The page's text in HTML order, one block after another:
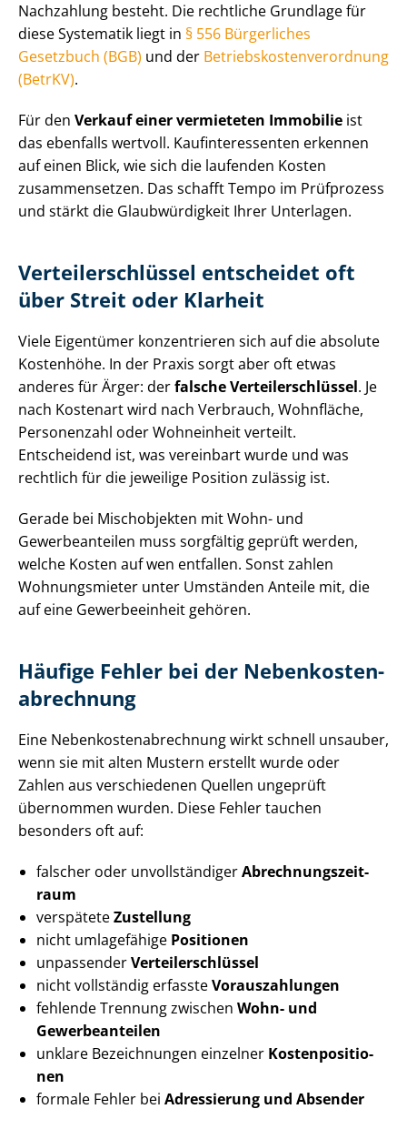
Nachzahlung besteht. Die rechtliche Grundlage für
diese Systematik liegt in § 556 Bürgerliches
Gesetzbuch (BGB) und der Be­triebs­kos­ten­ver­ord­nung
(BetrKV).
Für den Verkauf einer vermieteten Immobilie ist
das ebenfalls wertvoll. Kauf­in­ter­es­sen­ten erkennen
auf einen Blick, wie sich die laufenden Kosten
zusammensetzen. Das schafft Tempo im Prüfprozess
und stärkt die Glaubwürdigkeit Ihrer Unterlagen.
Ver­tei­ler­schlüs­sel entscheidet oft
über Streit oder Klarheit
Viele Eigentümer konzentrieren sich auf die absolute
Kostenhöhe. In der Praxis sorgt aber oft etwas
anderes für Ärger: derfalsche Ver­tei­ler­schlüs­sel. Je
nach Kostenart wird nach Verbrauch, Wohnfläche,
Personenzahl oder Wohneinheit verteilt.
Entscheidend ist, was vereinbart wurde und was
rechtlich für die jeweilige Position zulässig ist.
Gerade bei Mischobjekten mit Wohn- und
Gewerbeanteilen muss sorgfältig geprüft werden,
welche Kosten auf wen entfallen. Sonst zahlen
Wohnungsmieter unter Umständen Anteile mit, die
auf eine Gewerbeeinheit gehören.
Häufige Fehler bei der Ne­ben­kos­ten­
ab­rech­nung
Eine Ne­ben­kos­ten­ab­rech­nung wirkt schnell unsauber,
wenn sie mit alten Mustern erstellt wurde oder
Zahlen aus verschiedenen Quellen ungeprüft
übernommen wurden. Diese Fehler tauchen
besonders oft auf:
falscher oder unvollständigerAb­rech­nungs­zeit­
raum
verspäteteZustellung
nicht umlagefähige Positionen
unpassenderVer­tei­ler­schlüs­sel
nicht vollständig erfassteVorauszahlungen
fehlende Trennung zwischen Wohn- und
Gewerbeanteilen
unklare Bezeichnungen einzelner Kos­ten­po­si­tio­
nen
formale Fehler bei Adressierung und Absender